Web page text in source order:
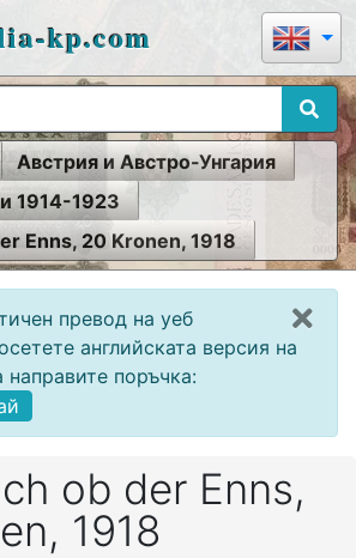
kp.com
Австрия и Австро-Унгария
1914-1923
Enns, 20 Kronen, 1918
превод на уеб
английската версия на
направите поръчка:
ob der Enns,
1918